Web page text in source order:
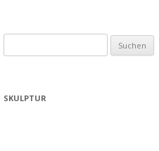
nach:
SKULPTUR